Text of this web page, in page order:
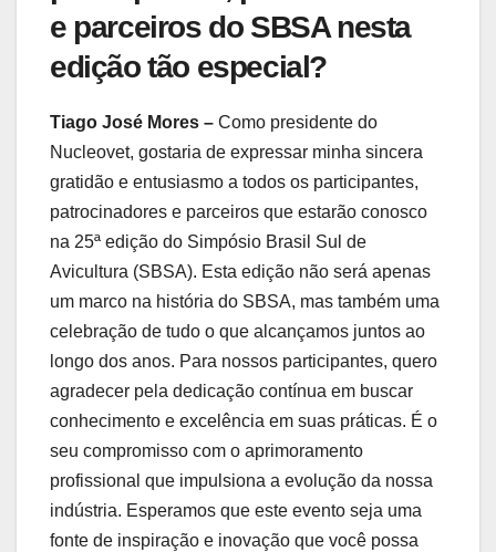
e parceiros do SBSA nesta
edição tão especial?
Tiago José Mores – Como presidente do
Nucleovet, gostaria de expressar minha sincera
gratidão e entusiasmo a todos os participantes,
patrocinadores e parceiros que estarão conosco
na 25ª edição do Simpósio Brasil Sul de
Avicultura (SBSA). Esta edição não será apenas
um marco na história do SBSA, mas também uma
celebração de tudo o que alcançamos juntos ao
longo dos anos. Para nossos participantes, quero
agradecer pela dedicação contínua em buscar
conhecimento e excelência em suas práticas. É o
seu compromisso com o aprimoramento
profissional que impulsiona a evolução da nossa
indústria. Esperamos que este evento seja uma
fonte de inspiração e inovação que você possa